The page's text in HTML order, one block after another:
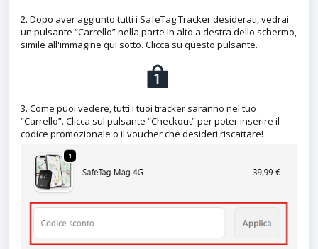
2. Dopo aver aggiunto tutti i SafeTag Tracker desiderati, vedrai
un pulsante “Carrello” nella parte in alto a destra dello schermo,
simile all'immagine qui sotto. Clicca su questo pulsante.
3. Come puoi vedere, tutti i tuoi tracker saranno nel tuo
“Carrello”. Clicca sul pulsante “Checkout” per poter inserire il
codice promozionale o il voucher che desideri riscattare!